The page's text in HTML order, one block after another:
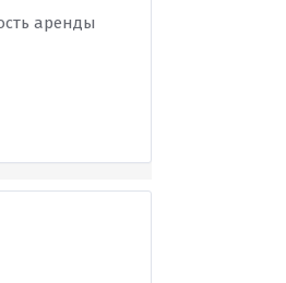
аренды